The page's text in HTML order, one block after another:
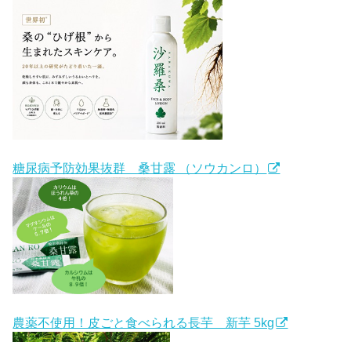
糖尿病予防効果抜群 桑甘露 （ソウカンロ）
農薬不使用！皮ごと食べられる長芋 新芋 5kg